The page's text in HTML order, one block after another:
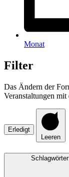
Monat
Filter
Das Ändern der
Veranstaltungen
Erledigt
Leeren
Schlagwörter